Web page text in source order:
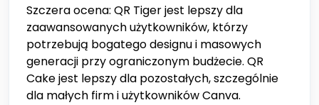
Szczera ocena: QR Tiger jest lepszy dla
zaawansowanych użytkowników, którzy
potrzebują bogatego designu i masowych
generacji przy ograniczonym budżecie. QR
Cake jest lepszy dla pozostałych, szczególnie
dla małych firm i użytkowników Canva.